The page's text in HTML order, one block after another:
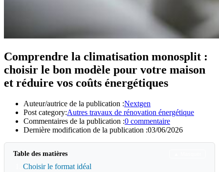
Comprendre la climatisation monosplit :
choisir le bon modèle pour votre maison
et réduire vos coûts énergétiques
Auteur/autrice de la publication :Nextgen
Post category:Autres travaux de rénovation énergétique
Commentaires de la publication :0 commentaire
Dernière modification de la publication :03/06/2026
Table des matières
Choisir le format idéal